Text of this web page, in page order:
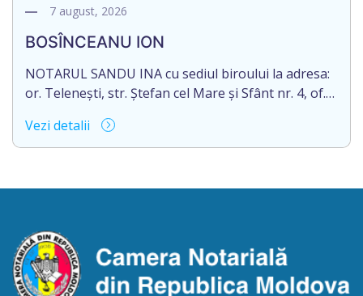
2003035009604, decedat/ă la data de 12.01.2026
/doisprezece ianuarie anul două mii douăzeci și
șase/. Eliberarea certificatului de moștenitor este
[…]
7 august, 2026
BOSÎNCEANU ION
NOTARUL SANDU INA cu sediul biroului la adresa:
or. Telenești, str. Ștefan cel Mare și Sfânt nr. 4, of.
succesorale în urma decesului cet. BOSÎNCEANU
ION, născut/ă la 21.07.1980, cod personal
/cincisprezece mai anul două mii douăzeci și unu/.
Vezi detalii